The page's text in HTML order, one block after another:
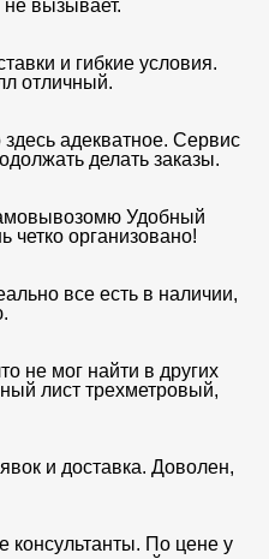
не вызывает.
и гибкие условия.
отличный.
адекватное. Сервис
делать заказы.
Удобный
четко организовано!
все есть в наличии,
не мог найти в других
лист трехметровый,
и доставка. Доволен,
консультанты. По цене у